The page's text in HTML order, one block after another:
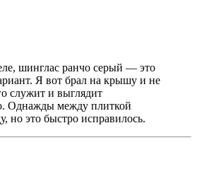
шинглас ранчо серый — это
Я вот брал на крышу и не
служит и выглядит
Однажды между плиткой
но это быстро исправилось.